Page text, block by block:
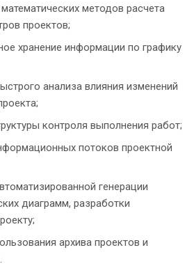
методов расчета
проектов;
хранение информации по графику
анализа влияния изменений
контроля выполнения работ;
потоков проектной
генерации
диаграмм, разработки
архива проектов и